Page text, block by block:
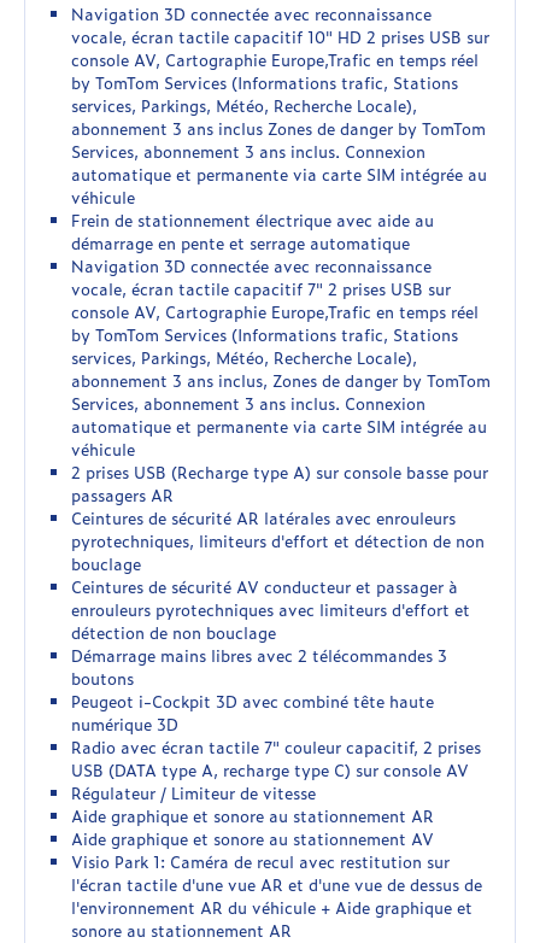
Navigation 3D connectée avec reconnaissance
vocale, écran tactile capacitif 10" HD 2 prises USB sur
console AV, Cartographie Europe,Trafic en temps réel
by TomTom Services (Informations trafic, Stations
services, Parkings, Météo, Recherche Locale),
abonnement 3 ans inclus Zones de danger by TomTom
Services, abonnement 3 ans inclus. Connexion
automatique et permanente via carte SIM intégrée au
véhicule
Frein de stationnement électrique avec aide au
démarrage en pente et serrage automatique
Navigation 3D connectée avec reconnaissance
vocale, écran tactile capacitif 7" 2 prises USB sur
console AV, Cartographie Europe,Trafic en temps réel
by TomTom Services (Informations trafic, Stations
services, Parkings, Météo, Recherche Locale),
abonnement 3 ans inclus, Zones de danger by TomTom
Services, abonnement 3 ans inclus. Connexion
automatique et permanente via carte SIM intégrée au
véhicule
2 prises USB (Recharge type A) sur console basse pour
passagers AR
Ceintures de sécurité AR latérales avec enrouleurs
pyrotechniques, limiteurs d'effort et détection de non
bouclage
Ceintures de sécurité AV conducteur et passager à
enrouleurs pyrotechniques avec limiteurs d'effort et
détection de non bouclage
Démarrage mains libres avec 2 télécommandes 3
boutons
Peugeot i-Cockpit 3D avec combiné tête haute
numérique 3D
Radio avec écran tactile 7" couleur capacitif, 2 prises
USB (DATA type A, recharge type C) sur console AV
Régulateur / Limiteur de vitesse
Aide graphique et sonore au stationnement AR
Aide graphique et sonore au stationnement AV
Visio Park 1: Caméra de recul avec restitution sur
l'écran tactile d'une vue AR et d'une vue de dessus de
l'environnement AR du véhicule + Aide graphique et
sonore au stationnement AR